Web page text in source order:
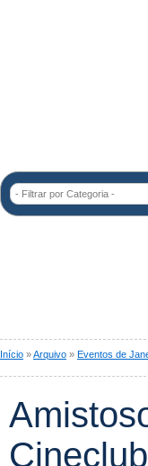
- Filtrar por Categoria -
Início »Arquivo » Eventos de